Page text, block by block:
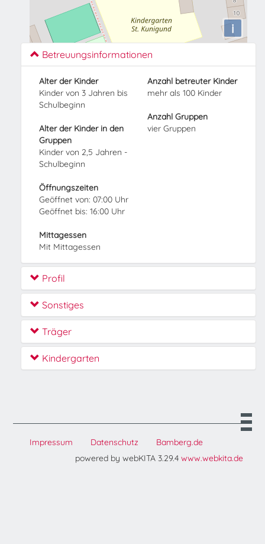
i
Betreuungsinformationen
Alter der Kinder
Kinder von 3 Jahren bis
Schulbeginn
Alter der Kinder in den
Gruppen
Kinder von 2,5 Jahren -
Schulbeginn
Anzahl betreuter Kinder
mehr als 100 Kinder
Anzahl Gruppen
vier Gruppen
Öffnungszeiten
Geöffnet von: 07:00 Uhr
Geöffnet bis: 16:00 Uhr
Mittagessen
Mit Mittagessen
Profil
Sonstiges
Träger
Kindergarten
Impressum Datenschutz
Bamberg.de
powered by webKITA 3.29.4 www.webkita.de